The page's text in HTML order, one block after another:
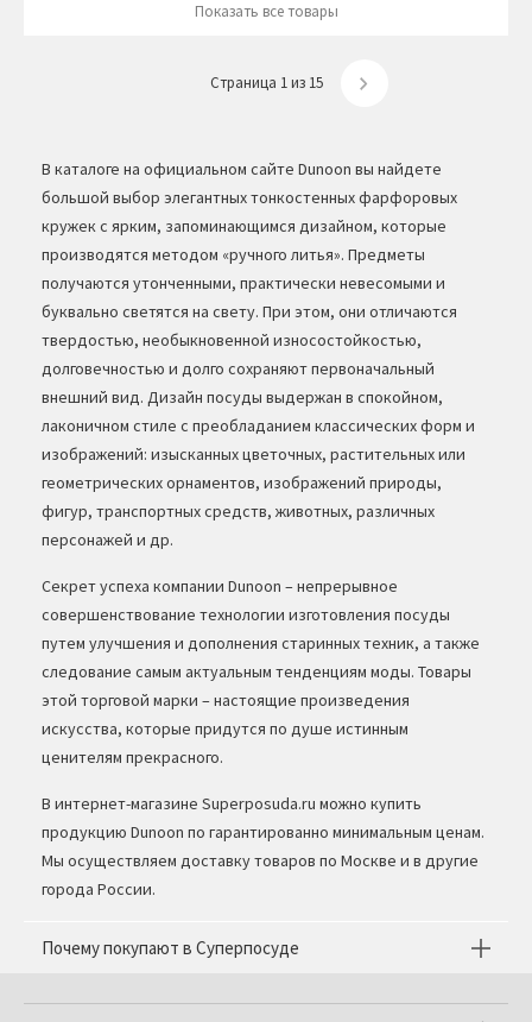
Показать все товары
Страница 1 из 15
В каталоге на официальном сайте Dunoon вы найдете
большой выбор элегантных тонкостенных фарфоровых
кружек с ярким, запоминающимся дизайном, которые
производятся методом «ручного литья». Предметы
получаются утонченными, практически невесомыми и
буквально светятся на свету. При этом, они отличаются
твердостью, необыкновенной износостойкостью,
долговечностью и долго сохраняют первоначальный
внешний вид. Дизайн посуды выдержан в спокойном,
лаконичном стиле с преобладанием классических форм и
изображений: изысканных цветочных, растительных или
геометрических орнаментов, изображений природы,
фигур, транспортных средств, животных, различных
персонажей и др.
Секрет успеха компании Dunoon – непрерывное
совершенствование технологии изготовления посуды
путем улучшения и дополнения старинных техник, а также
следование самым актуальным тенденциям моды. Товары
этой торговой марки – настоящие произведения
искусства, которые придутся по душе истинным
ценителям прекрасного.
В интернет-магазине Superposuda.ru можно купить
продукцию Dunoon по гарантированно минимальным ценам.
Мы осуществляем доставку товаров по Москве и в другие
города России.
Почему покупают в Суперпосуде